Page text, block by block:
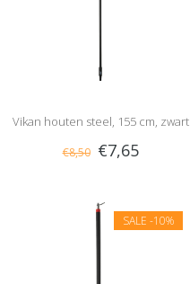
Vikan houten steel, 155 cm, zwart
€8,50 €7,65
SALE -10%